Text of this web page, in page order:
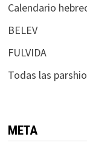
Calendario
BELEV
FULVIDA
Todas las
META